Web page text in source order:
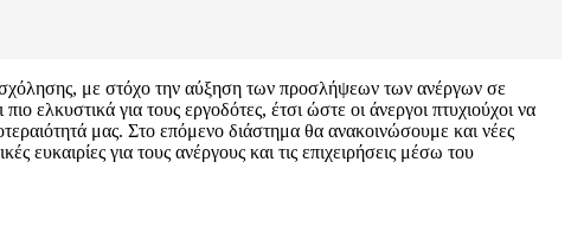
με στόχο την αύξηση των προσλήψεων των ανέργων σε
ελκυστικά για τους εργοδότες, έτσι ώστε οι άνεργοι πτυχιούχοι να
μας. Στο επόμενο διάστημα θα ανακοινώσουμε και νέες
για τους ανέργους και τις επιχειρήσεις μέσω του